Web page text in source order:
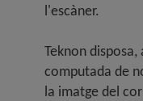
l'escàner.
Teknon
computada de
la imatge del